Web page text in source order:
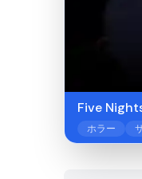
Five
ホラー